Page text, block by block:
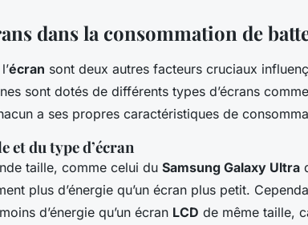
dans la consommation de
écran sont deux autres facteurs cruciaux
sont dotés de différents types d’écrans
a ses propres caractéristiques de
et du type d’écran
taille, comme celui du Samsung Galaxy Ultra
plus d’énergie qu’un écran plus petit.
d’énergie qu’un écran LCD de même taille,